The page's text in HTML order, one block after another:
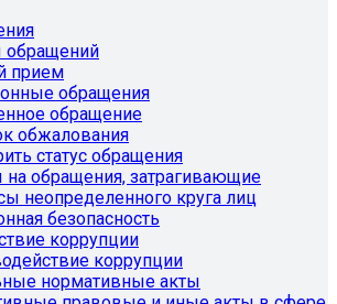
прием
обращения
обращение
обжалования
статус обращения
на обращения, затрагивающие
неопределенного круга лиц
безопасность
коррупции
коррупции
нормативные акты